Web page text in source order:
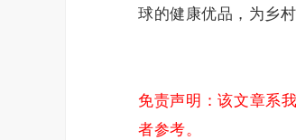
球的健康优品，为乡
免责声明：该文章系
者参考。